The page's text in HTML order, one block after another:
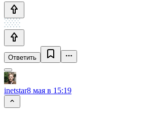
Ответить
inetstar8 мая в 15:19